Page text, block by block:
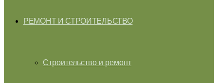
РЕМОНТ И СТРОИТЕЛЬСТВО
Строительство и ремонт